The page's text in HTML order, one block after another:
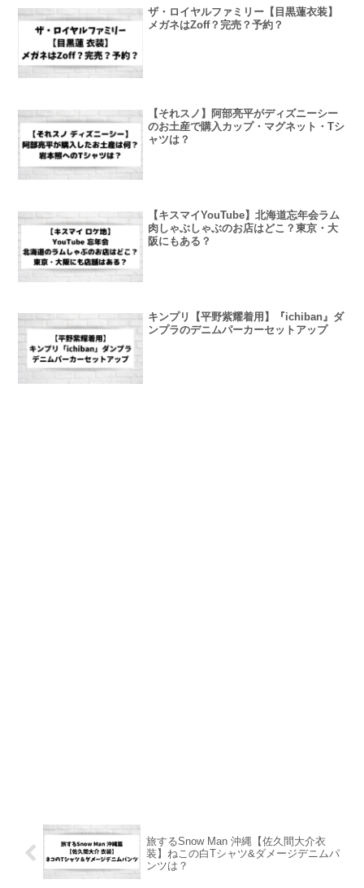
ザ・ロイヤルファミリー【目黒蓮衣装】
メガネはZoff？完売？予約？
【それスノ】阿部亮平がディズニーシー
のお土産で購入カップ・マグネット・Tシ
ャツは？
【キスマイYouTube】北海道忘年会ラム
肉しゃぶしゃぶのお店はどこ？東京・大
阪にもある？
キンプリ【平野紫耀着用】『ichiban』ダ
ンプラのデニムパーカーセットアップ
旅するSnow Man 沖縄【佐久間大介衣
装】ねこの白Tシャツ&ダメージデニムパ
ンツは？